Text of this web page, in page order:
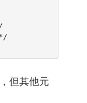
但其他元